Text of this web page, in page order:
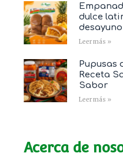
dulce
Leer más »
Pupusas
Receta
Sabor
Leer más »
Acerca de